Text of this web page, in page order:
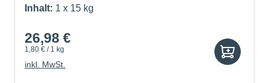
Inhalt: 1 x 15 kg
26,98 €
1,80 € / 1 kg
inkl. MwSt.